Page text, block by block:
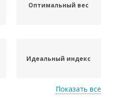
Оптимальный вес
Идеальный индекс
Показать все